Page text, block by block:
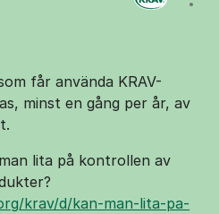
får använda KRAV-
minst en gång per år, av
lita på kontrollen av
krav/d/kan-man-lita-pa-